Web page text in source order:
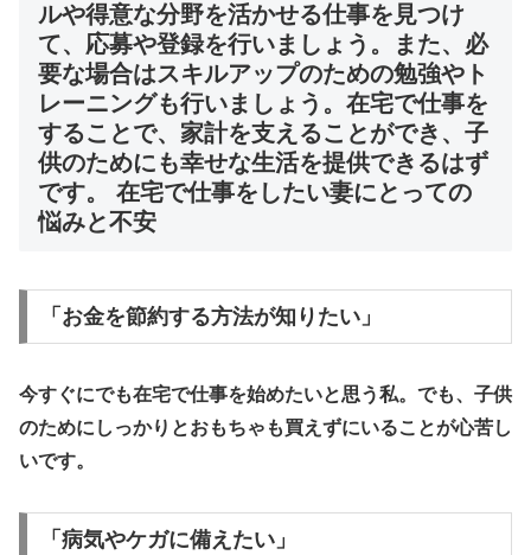
ルや得意な分野を活かせる仕事を見つけ
て、応募や登録を行いましょう。また、必
要な場合はスキルアップのための勉強やト
レーニングも行いましょう。在宅で仕事を
することで、家計を支えることができ、子
供のためにも幸せな生活を提供できるはず
です。 在宅で仕事をしたい妻にとっての
悩みと不安
「お金を節約する方法が知りたい」
今すぐにでも在宅で仕事を始めたいと思う私。でも、子供
のためにしっかりとおもちゃも買えずにいることが心苦し
いです。
「病気やケガに備えたい」